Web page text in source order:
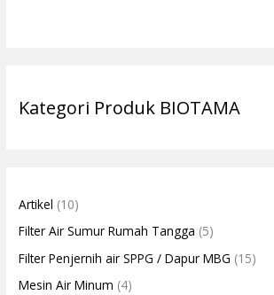
Kategori Produk BIOTAMA
Artikel (10)
Filter Air Sumur Rumah Tangga (5)
Filter Penjernih air SPPG / Dapur MBG (15)
Mesin Air Minum (4)